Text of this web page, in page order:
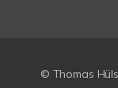
© Thomas